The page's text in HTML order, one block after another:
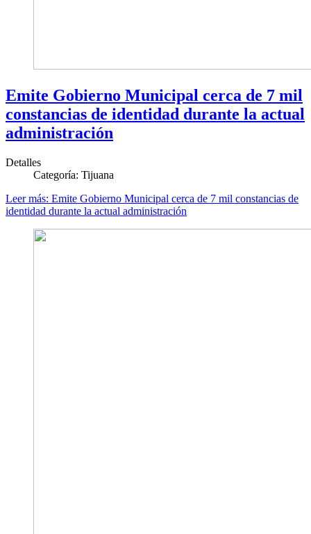
Emite Gobierno Municipal cerca de 7 mil
constancias de identidad durante la actual
administración
Detalles
Categoría: Tijuana
Leer más: Emite Gobierno Municipal cerca de 7 mil constancias de
identidad durante la actual administración